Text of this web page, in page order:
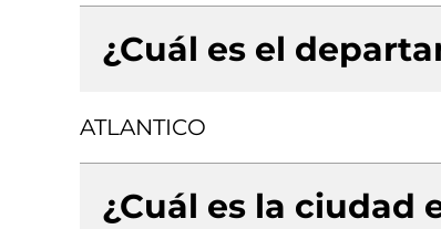
¿Cuál es el
ATLANTICO
¿Cuál es la ciudad